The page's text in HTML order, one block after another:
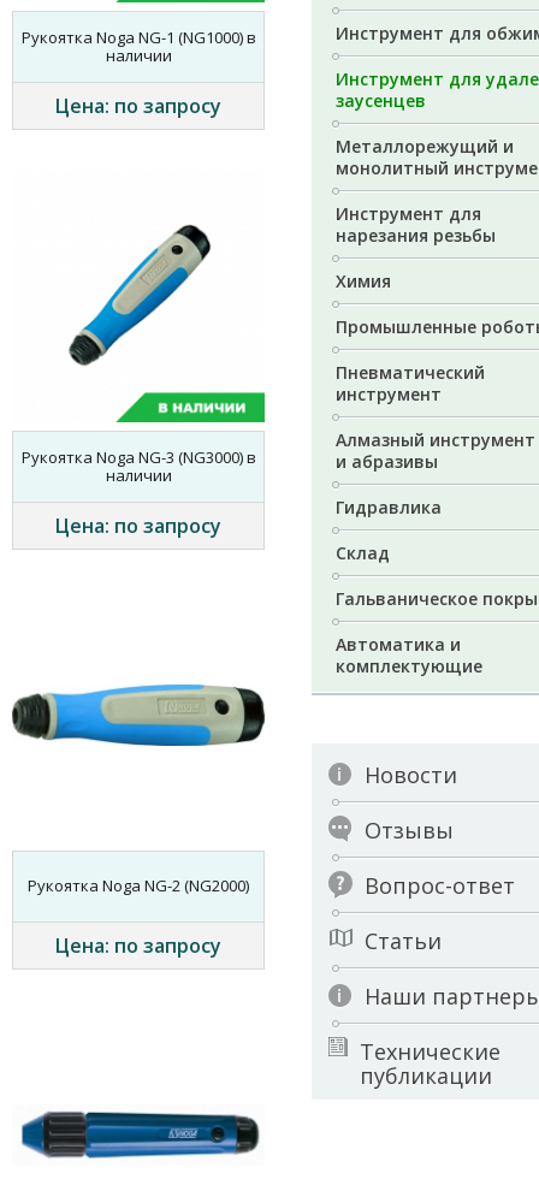
Рукоятка Noga NG-1 (NG1000) в
наличии
Цена: по запросу
Рукоятка Noga NG-3 (NG3000) в
наличии
Цена: по запросу
Рукоятка Noga NG-2 (NG2000)
Цена: по запросу
Инструмент для
Инструмент для
заусенцев
Металлорежущий и
монолитный
Инструмент для
нарезания резьбы
Химия
Промышленные
Пневматический
инструмент
Алмазный инструмент
и абразивы
Гидравлика
Склад
Гальваническое
Автоматика и
комплектующие
Новости
Отзывы
Вопрос-ответ
Статьи
Наши
Технические
публикации